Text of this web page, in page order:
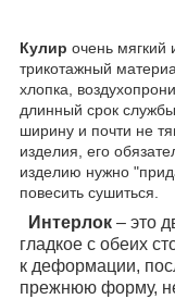
Кулир очень мягкий
трикотажный
хлопка,
длинный срок
ширину и почти не
изделия, его
изделию нужно
повесить сушиться.
Интерлок – это
гладкое с обеих
к деформации,
прежнюю форму,